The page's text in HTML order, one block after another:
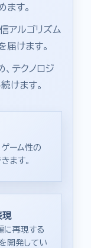
ます。
アルゴリズム
届けます。
テクノロジ
けます。
ゲーム性の
ます。
現
に再現する
開発してい